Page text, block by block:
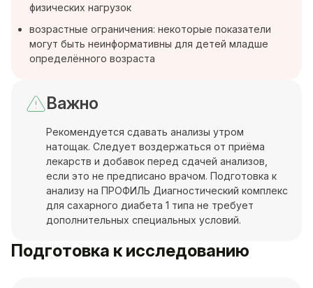
физических нагрузок
возрастные ограничения: некоторые показатели
могут быть неинформативны для детей младше
определённого возраста
Важно
Рекомендуется сдавать анализы утром
натощак. Следует воздержаться от приёма
лекарств и добавок перед сдачей анализов,
если это не предписано врачом. Подготовка к
анализу на ПРОФИЛЬ Диагностический комплекс
для сахарного диабета 1 типа не требует
дополнительных специальных условий.
Подготовка к исследованию